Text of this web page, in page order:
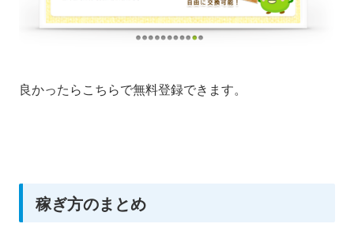
良かったらこちらで無料登録できます。
稼ぎ方のまとめ